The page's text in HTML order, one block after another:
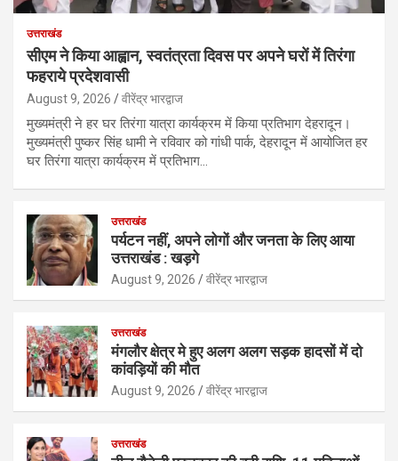
उत्तराखंड
सीएम ने किया आह्वान, स्वतंत्रता दिवस पर अपने घरों में तिरंगा
फहराये प्रदेशवासी
August 9, 2026 वीरेंद्र भारद्वाज
मुख्यमंत्री ने हर घर तिरंगा यात्रा कार्यक्रम में किया प्रतिभाग देहरादून।
मुख्यमंत्री पुष्कर सिंह धामी ने रविवार को गांधी पार्क, देहरादून में आयोजित हर
घर तिरंगा यात्रा कार्यक्रम में प्रतिभाग…
उत्तराखंड
पर्यटन नहीं, अपने लोगों और जनता के लिए आया
उत्तराखंड : खड़गे
August 9, 2026 वीरेंद्र भारद्वाज
उत्तराखंड
मंगलौर क्षेत्र मे हुए अलग अलग सड़क हादसों में दो
कांवड़ियों की मौत
August 9, 2026 वीरेंद्र भारद्वाज
उत्तराखंड